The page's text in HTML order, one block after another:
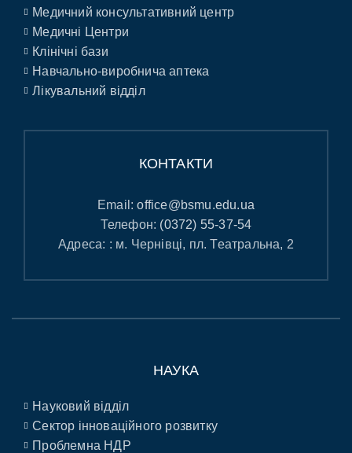
Медичний консультативний центр
Медичні Центри
Клінічні бази
Навчально-виробнича аптека
Лікувальний відділ
КОНТАКТИ
Email:office@bsmu.edu.ua
Телефон: (0372) 55-37-54
Адреса: : м. Чернівці, пл. Театральна, 2
НАУКА
Науковий відділ
Сектор інноваційного розвитку
Проблемна НДР